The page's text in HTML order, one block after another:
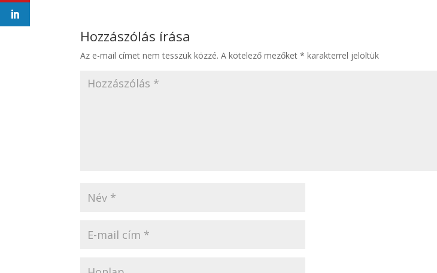
Hozzászólás írása
Az e-mail címet nem tesszük közzé. A kötelező mezőket* karakterrel jelöltük